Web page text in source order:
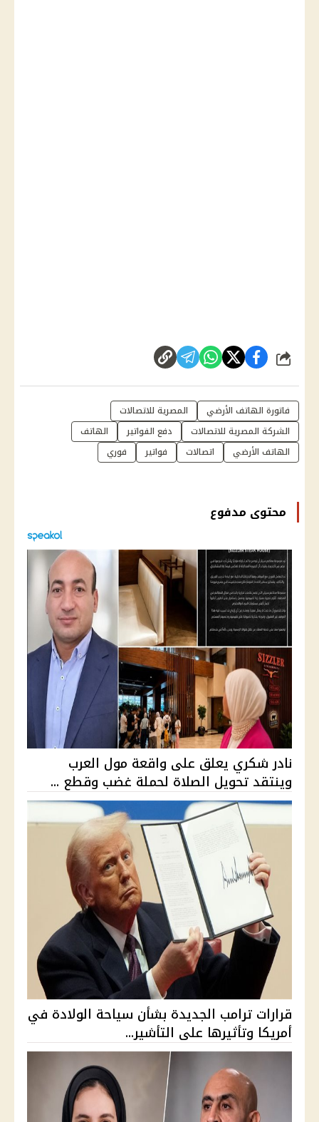
شارك
فاتورة الهاتف الأرضي
المصرية للاتصالات
الشركة المصرية للاتصالات
دفع الفواتير
الهاتف
الهاتف الأرضي
اتصالات فواتير فوري
محتوى مدفوع
نادر شكري يعلق على واقعة مول العرب
وينتقد تحويل الصلاة لحملة غضب وقطع ...
قرارات ترامب الجديدة بشأن سياحة الولادة في
أمريكا وتأثيرها على التأشير...